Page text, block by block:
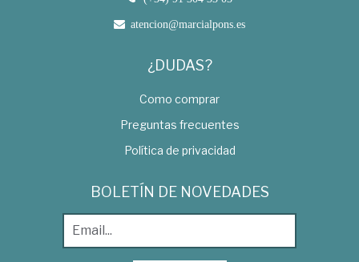
atencion@marcialpons.es
¿DUDAS?
Como comprar
Preguntas frecuentes
Política de privacidad
BOLETÍN DE NOVEDADES